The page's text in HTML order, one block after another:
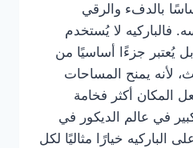
بالدفء والرقي
فالباركيه لا يُستخدم
يُعتبر جزءًا أساسيًا من
لأنه يمنح المساحات
المكان أكثر فخامة
في عالم الديكور في
الباركيه خيارًا مثاليًا لكل